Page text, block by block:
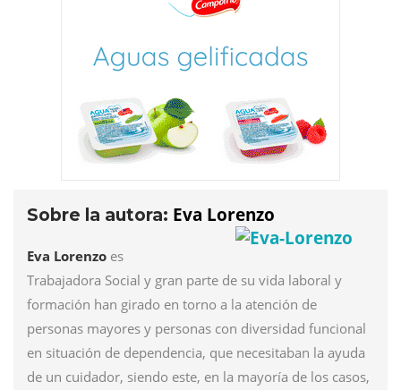
Sobre la autora: Eva Lorenzo
Eva Lorenzo es
Trabajadora Social y gran parte de su vida laboral y
formación han girado en torno a la atención de
personas mayores y personas con diversidad funcional
en situación de dependencia, que necesitaban la ayuda
de un cuidador, siendo este, en la mayoría de los casos,